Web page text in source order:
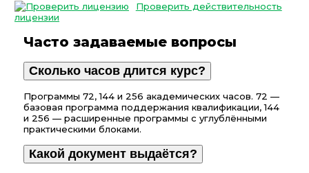
Проверить действительность
лицензии
Часто задаваемые вопросы
Сколько часов длится курс?
Программы 72, 144 и 256 академических часов. 72 —
базовая программа поддержания квалификации, 144
и 256 — расширенные программы с углублёнными
практическими блоками.
Какой документ выдаётся?